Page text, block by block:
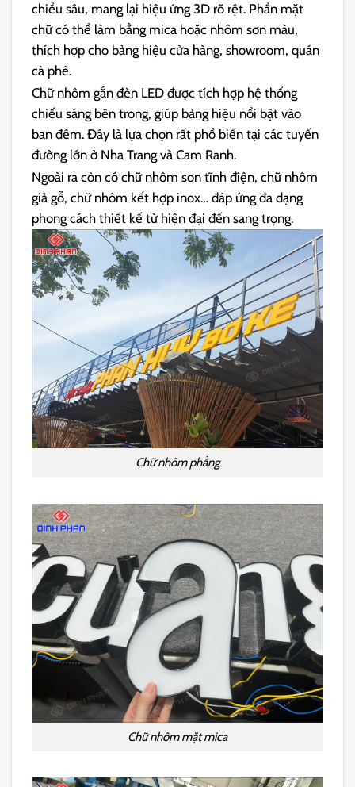
chiều sâu, mang lại hiệu ứng 3D rõ rệt. Phần mặt
chữ có thể làm bằng mica hoặc nhôm sơn màu,
thích hợp cho bảng hiệu cửa hàng, showroom, quán
cà phê.
Chữ nhôm gắn đèn LED được tích hợp hệ thống
chiếu sáng bên trong, giúp bảng hiệu nổi bật vào
ban đêm. Đây là lựa chọn rất phổ biến tại các tuyến
đường lớn ở Nha Trang và Cam Ranh.
Ngoài ra còn có chữ nhôm sơn tĩnh điện, chữ nhôm
giả gỗ, chữ nhôm kết hợp inox… đáp ứng đa dạng
phong cách thiết kế từ hiện đại đến sang trọng.
Chữ nhôm phẳng
Chữ nhôm mặt mica